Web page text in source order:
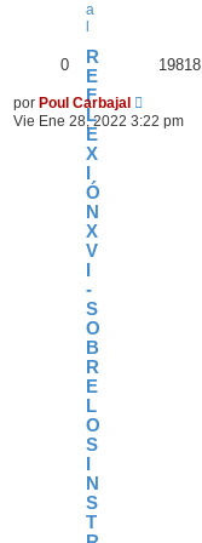
a
l
R
E
F
L
E
X
Ó
N
X
V
-
S
O
B
R
E
L
O
S
N
S
T
0 19818
por Poul Carbajal
Vie Ene 28, 2022 3:22 pm